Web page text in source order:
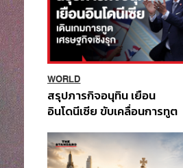
WORLD
สรุปภารกิจอนุทิน เยือน
อินโดนีเซีย ขับเคลื่อนการทูต
ส่วนยุทธศาสตร์ไทย –
อินโดนีเซีย